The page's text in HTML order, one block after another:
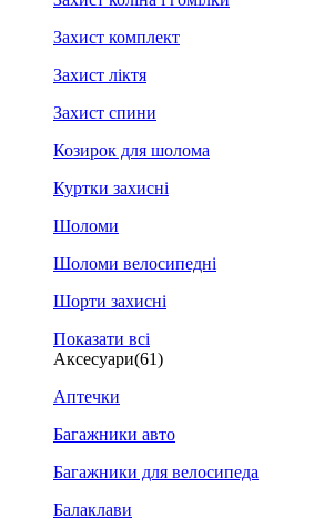
Захист комплект
Захист ліктя
Захист спини
Козирок для шолома
Куртки захисні
Шоломи
Шоломи велосипедні
Шорти захисні
Показати всі
Аксесуари(61)
Аптечки
Багажники авто
Багажники для велосипеда
Балаклави